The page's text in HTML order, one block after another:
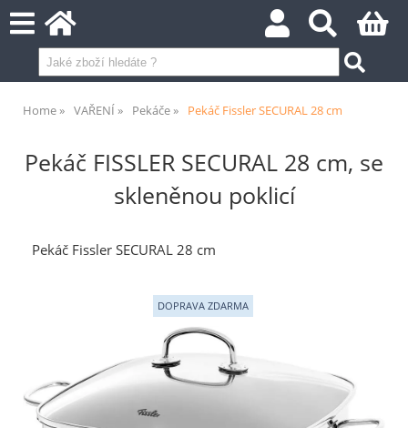
Home VAŘENÍ Pekáče Pekáč Fissler SECURAL 28 cm
Pekáč FISSLER SECURAL 28 cm, se
skleněnou poklicí
Pekáč Fissler SECURAL 28 cm